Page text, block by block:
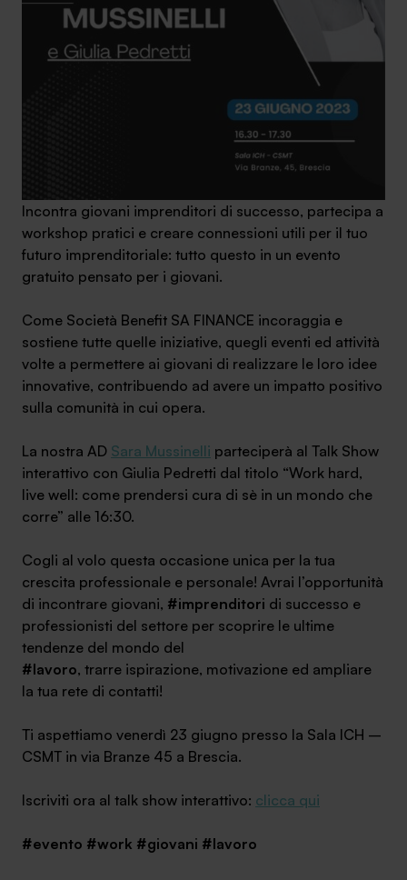
SA Finance Mediazione Creditizia Srl, società di mediazione creditizia iscritta
Incontra giovani imprenditori di successo, partecipa a
workshop pratici e creare connessioni utili per il tuo
futuro imprenditoriale: tutto questo in un evento
gratuito pensato per i giovani.
Come Società Benefit SA FINANCE incoraggia e
sostiene tutte quelle iniziative, quegli eventi ed attività
volte a permettere ai giovani di realizzare le loro idee
innovative, contribuendo ad avere un impatto positivo
sulla comunità in cui opera.
La nostra AD Sara Mussinelli parteciperà al Talk Show
interattivo con Giulia Pedretti dal titolo “Work hard,
live well: come prendersi cura di sè in un mondo che
corre” alle 16:30.
Cogli al volo questa occasione unica per la tua
crescita professionale e personale! Avrai l’opportunità
di incontrare giovani, #imprenditori di successo e
professionisti del settore per scoprire le ultime
tendenze del mondo del
#lavoro, trarre ispirazione, motivazione ed ampliare
la tua rete di contatti!
Ti aspettiamo venerdì 23 giugno presso la Sala ICH –
CSMT in via Branze 45 a Brescia.
Iscriviti ora al talk show interattivo: clicca qui
#evento #work #giovani #lavoro